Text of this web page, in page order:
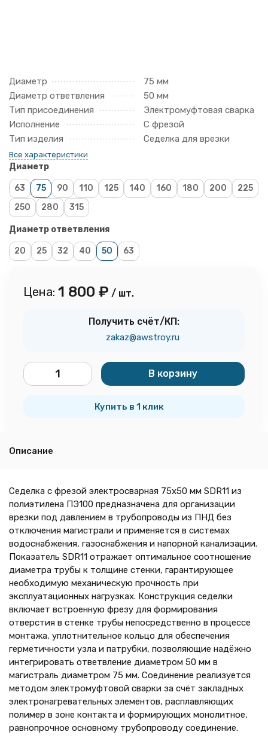
Диаметр
75 мм
Диаметр ответвления
50 мм
Тип присоединения
Электромуфтовая сварка
Исполнение
С фрезой
Тип изделия
Седелка для врезки
Все характеристики
Диаметр
63 75 90 110 125 140 160 180 200
225
250
280 315
Диаметр ответвления
20 25 32 40 50 63
Цена: 1 800 ₽ / шт.
Получить счёт/КП:
zakaz@awstroy.ru
В корзину
Купить в 1 клик
Описание
Седелка с фрезой электросварная 75х50 мм SDR11 из
полиэтилена ПЭ100 предназначена для организации
врезки под давлением в трубопроводы из ПНД без
отключения магистрали и применяется в системах
водоснабжения, газоснабжения и напорной канализации.
Показатель SDR11 отражает оптимальное соотношение
диаметра трубы к толщине стенки, гарантирующее
необходимую механическую прочность при
эксплуатационных нагрузках. Конструкция седелки
включает встроенную фрезу для формирования
отверстия в стенке трубы непосредственно в процессе
монтажа, уплотнительное кольцо для обеспечения
герметичности узла и патрубки, позволяющие надёжно
интегрировать ответвление диаметром 50 мм в
магистраль диаметром 75 мм. Соединение реализуется
методом электромуфтовой сварки за счёт закладных
электронагревательных элементов, расплавляющих
полимер в зоне контакта и формирующих монолитное,
равнопрочное основному трубопроводу соединение.